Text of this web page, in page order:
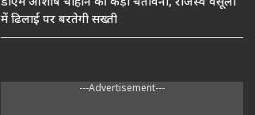
में ढिलाई पर बरतेगी सख्ती
---Advertisement---